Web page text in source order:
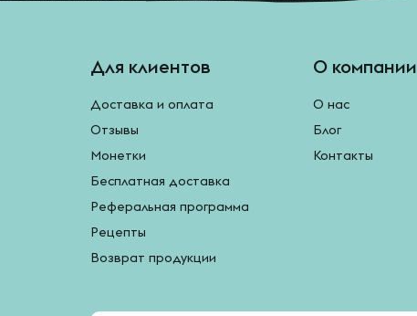
Для клиентов
Доставка и оплата
Отзывы
Монетки
Бесплатная доставка
Реферальная программа
Рецепты
Возврат продукции
О компании
О нас
Блог
Контакты